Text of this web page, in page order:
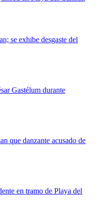
se exhibe desgaste del
Gastélum durante
que danzante acusado de
en tramo de Playa del